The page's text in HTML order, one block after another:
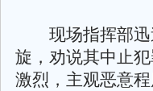
现场指挥部迅
旋，劝说其中止
激烈，主观恶意